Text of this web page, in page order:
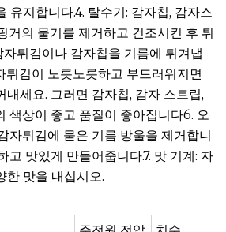
유지합니다.4. 탈수기: 감자칩, 감자스
거의 물기를 제거하고 건조시킨 후 튀
자튀김이나 감자칩을 기름에 튀겨냅
튀김이 노릇노릇하고 부드러워지면
내세요. 그러면 감자칩, 감자 스트립,
색상이 좋고 품질이 좋아집니다6. 오
자튀김에 묻은 기름 방울을 제거합니
고 맛있게 만들어줍니다.7. 맛 기계: 자
한 맛을 내십시오.